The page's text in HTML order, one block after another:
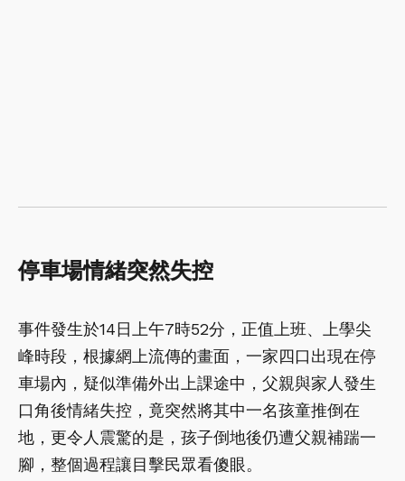
停車場情緒突然失控
事件發生於14日上午7時52分，正值上班、上學尖
峰時段，根據網上流傳的畫面，一家四口出現在停
車場內，疑似準備外出上課途中，父親與家人發生
口角後情緒失控，竟突然將其中一名孩童推倒在
地，更令人震驚的是，孩子倒地後仍遭父親補踹一
腳，整個過程讓目擊民眾看傻眼。